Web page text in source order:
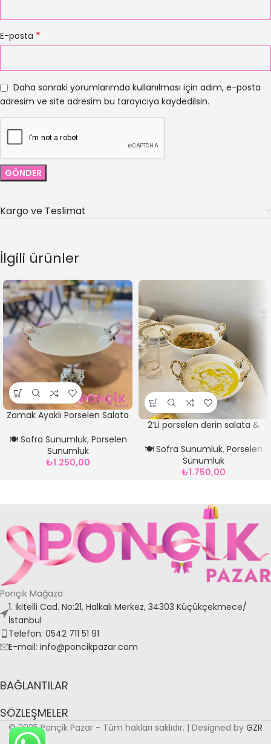
E-posta *
Daha sonraki yorumlarımda kullanılması için adım, e-posta
adresim ve site adresim bu tarayıcıya kaydedilsin.
Kargo ve Teslimat
İlgili ürünler
Zamak Ayaklı Porselen Salata
🍽️ Sofra Sunumluk, Porselen
Sunumluk
₺1.250,00
2’Li porselen derin salata &
🍽️ Sofra Sunumluk, Porselen
Sunumluk
₺1.750,00
Ponçik Mağaza
1. İkitelli Cad. No:21, Halkalı Merkez, 34303 Küçükçekmece/
İstanbul
Telefon: 0542 711 51 91
E-mail: info@poncikpazar.com
BAĞLANTILAR
SÖZLEŞMELER
© 2025 Ponçik Pazar - Tüm hakları saklıdır. | Designed by GZR